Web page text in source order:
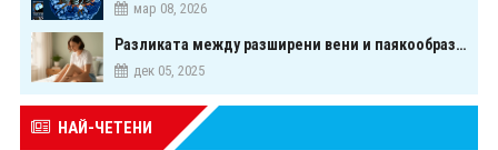
мар 08, 2026
Разликата между разширени вени и паякообразни вени - и как наистина можете да ги предотвратите
дек 05, 2025
НАЙ-ЧЕТЕНИ